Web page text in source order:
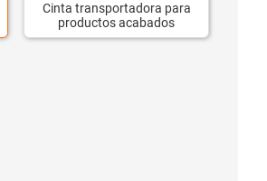
Cinta transportadora para
productos acabados